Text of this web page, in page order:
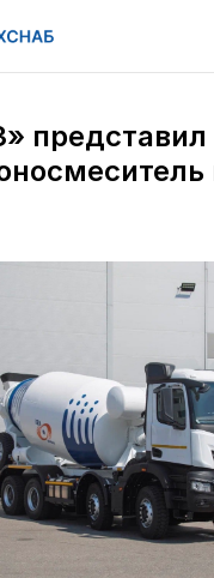
представил